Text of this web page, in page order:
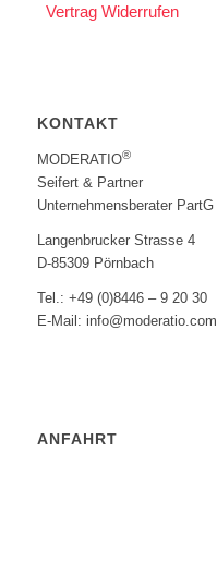
Vertrag Widerrufen
KONTAKT
MODERATIO®
Seifert & Partner
Unternehmensberater PartG
Langenbrucker Strasse 4
D-85309 Pörnbach
Tel.: +49 (0)8446 – 9 20 30
E-Mail: info@moderatio.com
ANFAHRT